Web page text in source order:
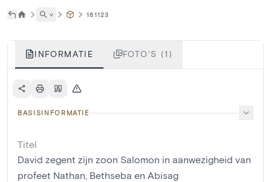
˅ 161123
INFORMATIE FOTO'S (1)
BASISINFORMATIE
Titel
David zegent zijn zoon Salomon in aanwezigheid van
profeet Nathan, Bethseba en Abisag